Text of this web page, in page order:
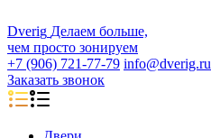
Dverig Делаем больше,
чем просто зонируем
+7 (906) 721-77-79 info@dverig.ru
Заказать звонок